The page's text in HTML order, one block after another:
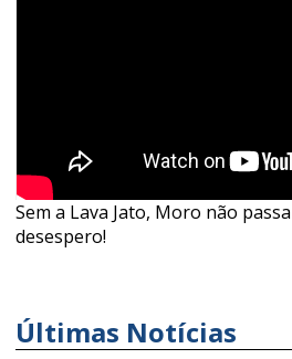
Sem a Lava Jato, Moro não
desespero!
Últimas Notícias